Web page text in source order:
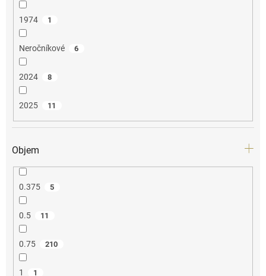
1974 1
Neročníkové 6
2024 8
2025 11
Objem
0.375 5
0.5 11
0.75 210
1 1